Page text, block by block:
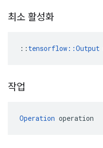
최소 활성화
:: tensorflow::Output
작업
Operation operation